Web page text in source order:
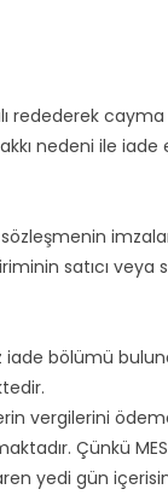
redederek cayma
nedeni ile
satıcı veya
iade bölümü
vergilerini
Çünkü
yedi gün